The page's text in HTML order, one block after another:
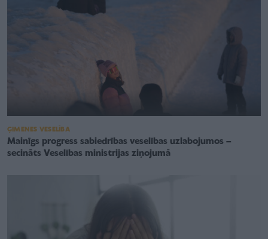
ĢIMENES VESELĪBA
Mainīgs progress sabiedrības veselības uzlabojumos –
secināts Veselības ministrijas ziņojumā